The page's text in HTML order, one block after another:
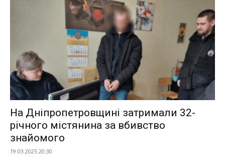
На Дніпропетровщині затримали 32-
річного містянина за вбивство
знайомого
19.03.2025 20:30